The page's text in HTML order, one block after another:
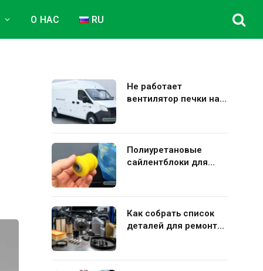
О НАС RU
Не работает
вентилятор печки на
Полиуретановые
сайлентблоки для
Как собрать список
деталей для ремонта